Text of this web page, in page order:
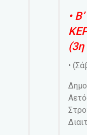
•
(3η
•